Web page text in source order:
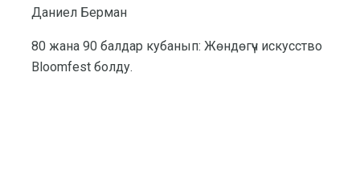
Даниел Берман
80 жана 90 балдар кубанып: Жөндөгүч искусство
Bloomfest болду.